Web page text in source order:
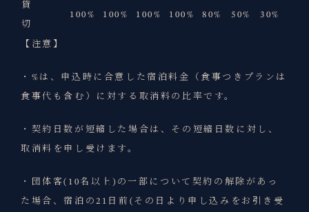
貸
切
100% 100% 100% 100% 80% 50% 30%
【注意】
・%は、申込時に合意した宿泊料金（食事つきプランは
食事代も含む）に対する取消料の比率です。
・契約日数が短縮した場合は、その短縮日数に対し、
取消料を申し受けます。
・団体客(10名以上)の一部について契約の解除があっ
た場合、宿泊の21日前(その日より申し込みをお引き受